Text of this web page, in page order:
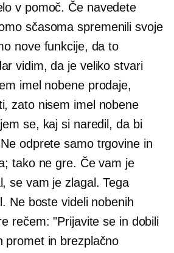
v pomoč. Če navedete
sčasoma spremenili svoje
nove funkcije, da to
vidim, da je veliko stvari
imel nobene prodaje,
zato nisem imel nobene
se, kaj si naredil, da bi
odprete samo trgovine in
tako ne gre. Če vam je
se vam je zlagal. Tega
Ne boste videli nobenih
rečem: "Prijavite se in dobili
promet in brezplačno